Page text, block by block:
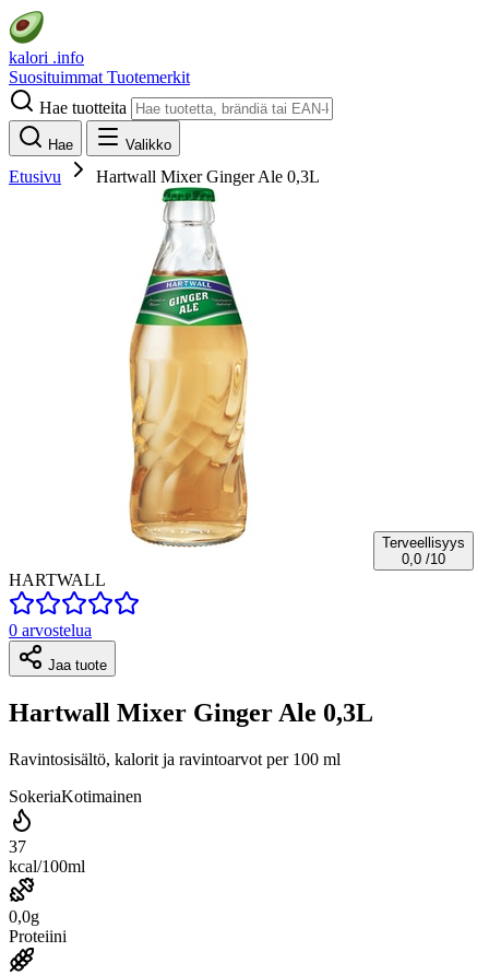
kalori .info
Suosituimmat Tuotemerkit
Hae tuotteita
Hae Valikko
Etusivu Hartwall Mixer Ginger Ale 0,3L
Terveellisyys
0,0 /10
HARTWALL
0 arvostelua
Jaa tuote
Hartwall Mixer Ginger Ale 0,3L
Ravintosisältö, kalorit ja ravintoarvot per 100 ml
SokeriaKotimainen
37
kcal/100ml
0,0g
Proteiini